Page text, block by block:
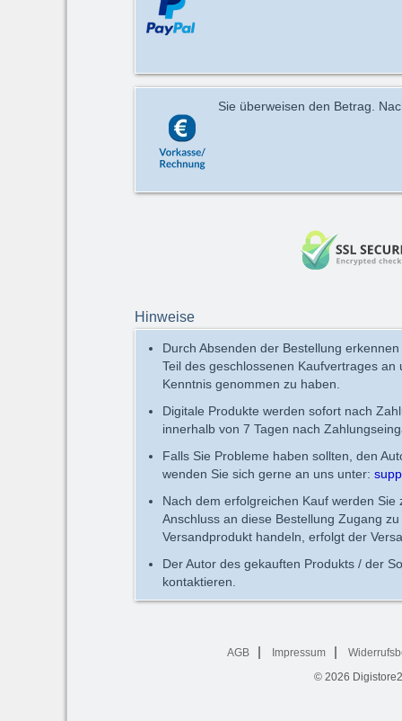
Sie überweisen den Betrag.
Hinweise
Durch Absenden der Bestellung
Teil des geschlossenen Kaufvertrages
Kenntnis genommen zu haben.
Digitale Produkte werden sofort nach
innerhalb von 7 Tagen nach
Falls Sie Probleme haben sollten, den
wenden Sie sich gerne an uns unter:
Nach dem erfolgreichen Kauf werden
Anschluss an diese Bestellung Zugang
Versandprodukt handeln, erfolgt der
Der Autor des gekauften Produkts / der
kontaktieren.
AGB Impressum
© 2026